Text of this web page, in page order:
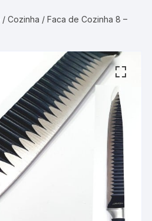
/Cozinha / Faca de Cozinha 8 –